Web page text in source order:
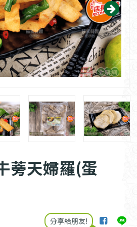
蒡天婦羅(蛋
分享給朋友!